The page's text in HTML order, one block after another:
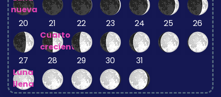
nueva
20
21
Cuarto
creciente
22 23 24 25 26
27
Luna
llena
28 29 30 31